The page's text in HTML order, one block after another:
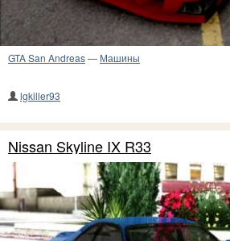
GTA San Andreas— Машины
lgkiller93
Nissan Skyline IX R33